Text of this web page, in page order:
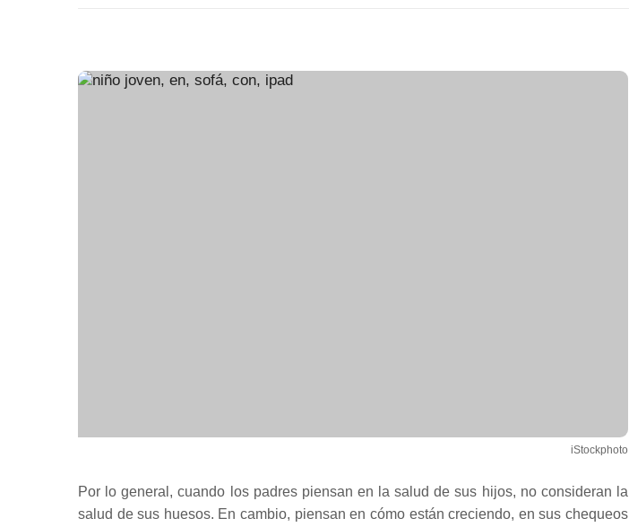
iStockphoto
Por lo general, cuando los padres piensan en la salud de sus hijos, no consideran la
salud de sus huesos. En cambio, piensan en cómo están creciendo, en suschequeos